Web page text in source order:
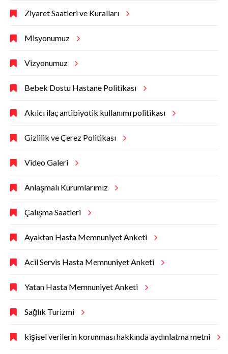
Ziyaret Saatleri ve Kuralları
Misyonumuz
Vizyonumuz
Bebek Dostu Hastane Politikası
Akılcı ilaç antibiyotik kullanımı politikası
Gizlilik ve Çerez Politikası
Video Galeri
Anlaşmalı Kurumlarımız
Çalışma Saatleri
Ayaktan Hasta Memnuniyet Anketi
Acil Servis Hasta Memnuniyet Anketi
Yatan Hasta Memnuniyet Anketi
Sağlık Turizmi
kişisel verilerin korunması hakkında aydınlatma metni